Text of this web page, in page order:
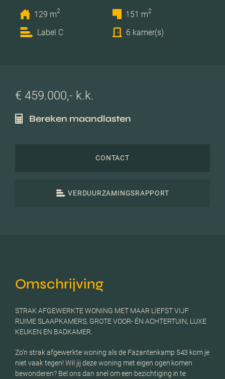
129 m2 151 m2
Label C 6 kamer(s)
€ 459.000,- k.k.
Bereken maandlasten
CONTACT
VERDUURZAMINGSRAPPORT
Omschrijving
STRAK AFGEWERKTE WONING MET MAAR LIEFST VIJF
RUIME SLAAPKAMERS, GROTE VOOR- ÉN ACHTERTUIN, LUXE
KEUKEN EN BADKAMER.
Zo’n strak afgewerkte woning als de Fazantenkamp 543 kom je
niet vaak tegen! Wil jij deze woning met eigen ogen komen
bewonderen? Bel ons dan snel om een bezichtiging in te